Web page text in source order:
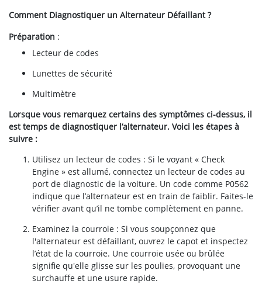
Comment Diagnostiquer un Alternateur Défaillant ?
Préparation :
Lecteur de codes
Lunettes de sécurité
Multimètre
Lorsque vous remarquez certains des symptômes ci-dessus, il
est temps de diagnostiquer l’alternateur. Voici les étapes à
suivre :
Utilisez un lecteur de codes : Si le voyant « Check
Engine » est allumé, connectez un lecteur de codes au
port de diagnostic de la voiture. Un code comme P0562
indique que l’alternateur est en train de faiblir. Faites-le
vérifier avant qu’il ne tombe complètement en panne.
Examinez la courroie : Si vous soupçonnez que
l'alternateur est défaillant, ouvrez le capot et inspectez
l’état de la courroie. Une courroie usée ou brûlée
signifie qu'elle glisse sur les poulies, provoquant une
surchauffe et une usure rapide.